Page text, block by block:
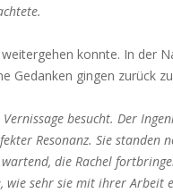
konnte. In der
Gedanken gingen zurück
besucht. Der
Resonanz. Sie standen
die Rachel
wie sehr sie mit ihrer Arbeit